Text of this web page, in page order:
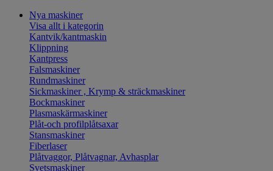
Nya maskiner
Visa allt i kategorin
Kantvik/kantmaskin
Klippning
Kantpress
Falsmaskiner
Rundmaskiner
Sickmaskiner , Krymp & sträckmaskiner
Bockmaskiner
Plasmaskärmaskiner
Plåt-och profilplåtsaxar
Stansmaskiner
Fiberlaser
Plåtvaggor, Plåtvagnar, Avhasplar
Svetsmaskiner